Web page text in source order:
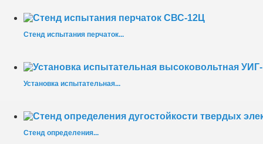
Стенд испытания перчаток...
Установка испытательная...
Стенд определения...